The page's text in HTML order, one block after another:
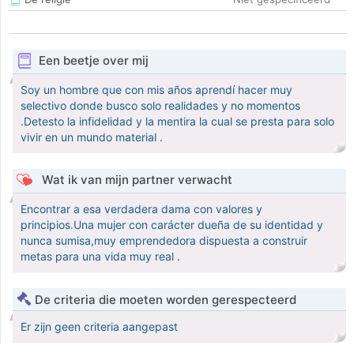
Een beetje over mij
Soy un hombre que con mis años aprendí hacer muy
selectivo donde busco solo realidades y no momentos
.Detesto la infidelidad y la mentira la cual se presta para solo
vivir en un mundo material .
Wat ik van mijn partner verwacht
Encontrar a esa verdadera dama con valores y
principios.Una mujer con carácter dueña de su identidad y
nunca sumisa,muy emprendedora dispuesta a construir
metas para una vida muy real .
De criteria die moeten worden gerespecteerd
Er zijn geen criteria aangepast